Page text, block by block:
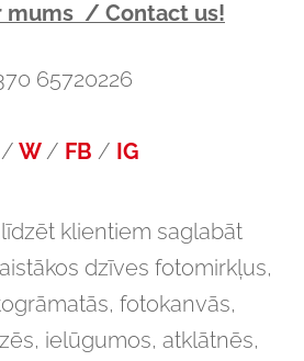
mums / Contact us!
65720226
/ W / FB / IG
klientiem saglabāt
dzīves fotomirkļus,
fotokanvās,
ielūgumos, atklātnēs,